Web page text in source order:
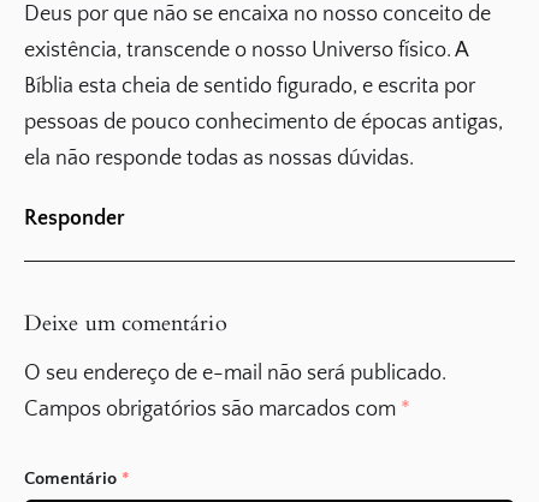
Deus por que não se encaixa no nosso conceito de
existência, transcende o nosso Universo físico. A
Bíblia esta cheia de sentido figurado, e escrita por
pessoas de pouco conhecimento de épocas antigas,
ela não responde todas as nossas dúvidas.
Responder
Deixe um comentário
O seu endereço de e-mail não será publicado.
Campos obrigatórios são marcados com *
Comentário *